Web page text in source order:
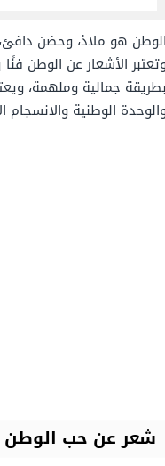
الوطن هو ملاذ، وحضن
الأشعار عن الوطن
بطريقة جمالية وملهمة،
الوطنية
شعر عن حب